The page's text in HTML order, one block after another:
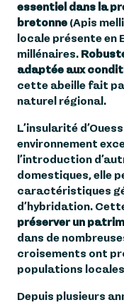
essentiel dans la
bretonne (Apis
locale présente en
millénaires.
adaptée aux
cette abeille fait
naturel régional.
L’insularité
environnement
l’introduction
domestiques, elle
caractéristiques
d’hybridation.
préserver un
dans de
croisements ont
populations
Depuis plusieurs